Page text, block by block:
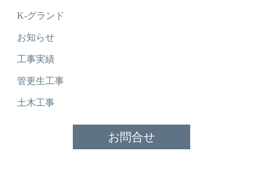
K-グランド
お知らせ
工事実績
管更生工事
土木工事
お問合せ